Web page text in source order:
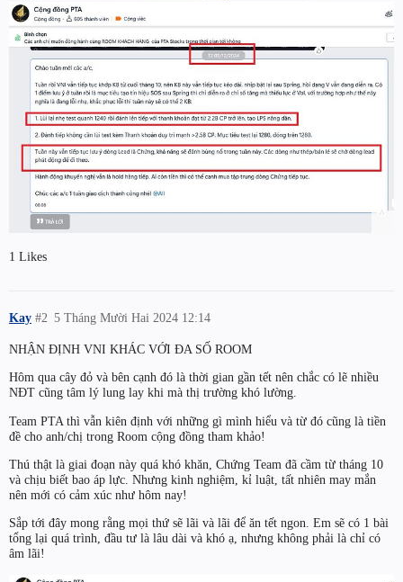
1 Likes
Kay 5 Tháng Mười Hai 2024 12:14
#2
NHẬN ĐỊNH VNI KHÁC VỚI ĐA SỐ ROOM
Hôm qua cây đỏ và bên cạnh đó là thời gian gần tết nên chắc có lẽ nhiều
NĐT cũng tâm lý lung lay khi mà thị trường khó lường.
Team PTA thì vẫn kiên định với những gì mình hiểu và từ đó cũng là tiền
đề cho anh/chị trong Room cộng đồng tham khảo!
Thú thật là giai đoạn này quá khó khăn, Chứng Team đã cầm từ tháng 10
và chịu biết bao áp lực. Nhưng kinh nghiệm, kỉ luật, tất nhiên may mắn
nên mới có cảm xúc như hôm nay!
Sắp tới đây mong rằng mọi thứ sẽ lãi và lãi để ăn tết ngon. Em sẽ có 1 bài
tổng lại quá trình, đầu tư là lâu dài và khó ạ, nhưng không phải là chỉ có
âm lãi!